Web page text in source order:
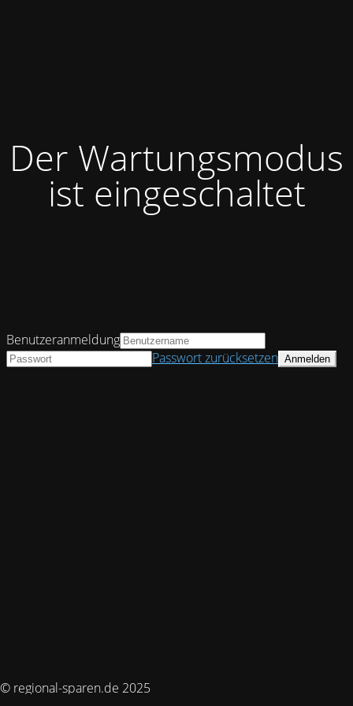
Der Wartungsmodus
ist eingeschaltet
© regional-sparen.de 2025
Benutzeranmeldung
Passwort zurücksetzen